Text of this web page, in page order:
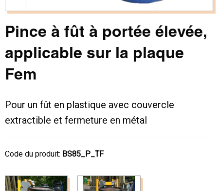
Pince à fût à portée élevée,
applicable sur la plaque
Fem
Pour un fût en plastique avec couvercle
extractible et fermeture en métal
Code du produit: BS85_P_TF